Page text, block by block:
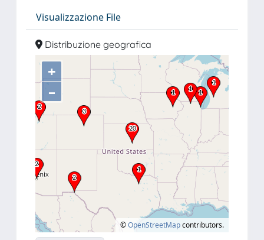
Visualizzazione File
Distribuzione geografica
+
–
©OpenStreetMapcontributors.